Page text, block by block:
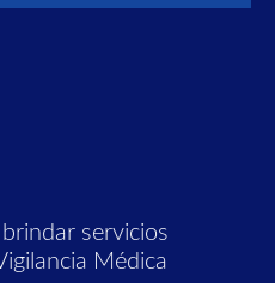
servicios
Médica